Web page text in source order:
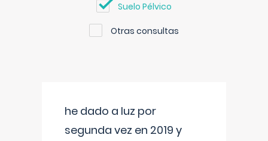
Suelo Pélvico
Otras consultas
he dado a luz por
segunda vez en 2019 y